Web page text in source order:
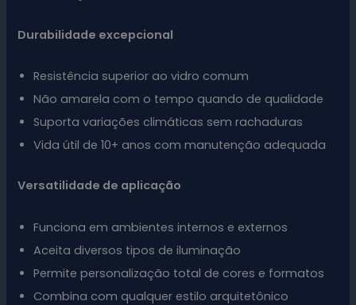
Durabilidade excepcional
Resistência superior ao vidro comum
Não amarela com o tempo quando de qualidade
Suporta variações climáticas sem rachaduras
Vida útil de 10+ anos com manutenção adequada
Versatilidade de aplicação
Funciona em ambientes internos e externos
Aceita diversos tipos de iluminação
Permite personalização total de cores e formatos
Combina com qualquer estilo arquitetônico